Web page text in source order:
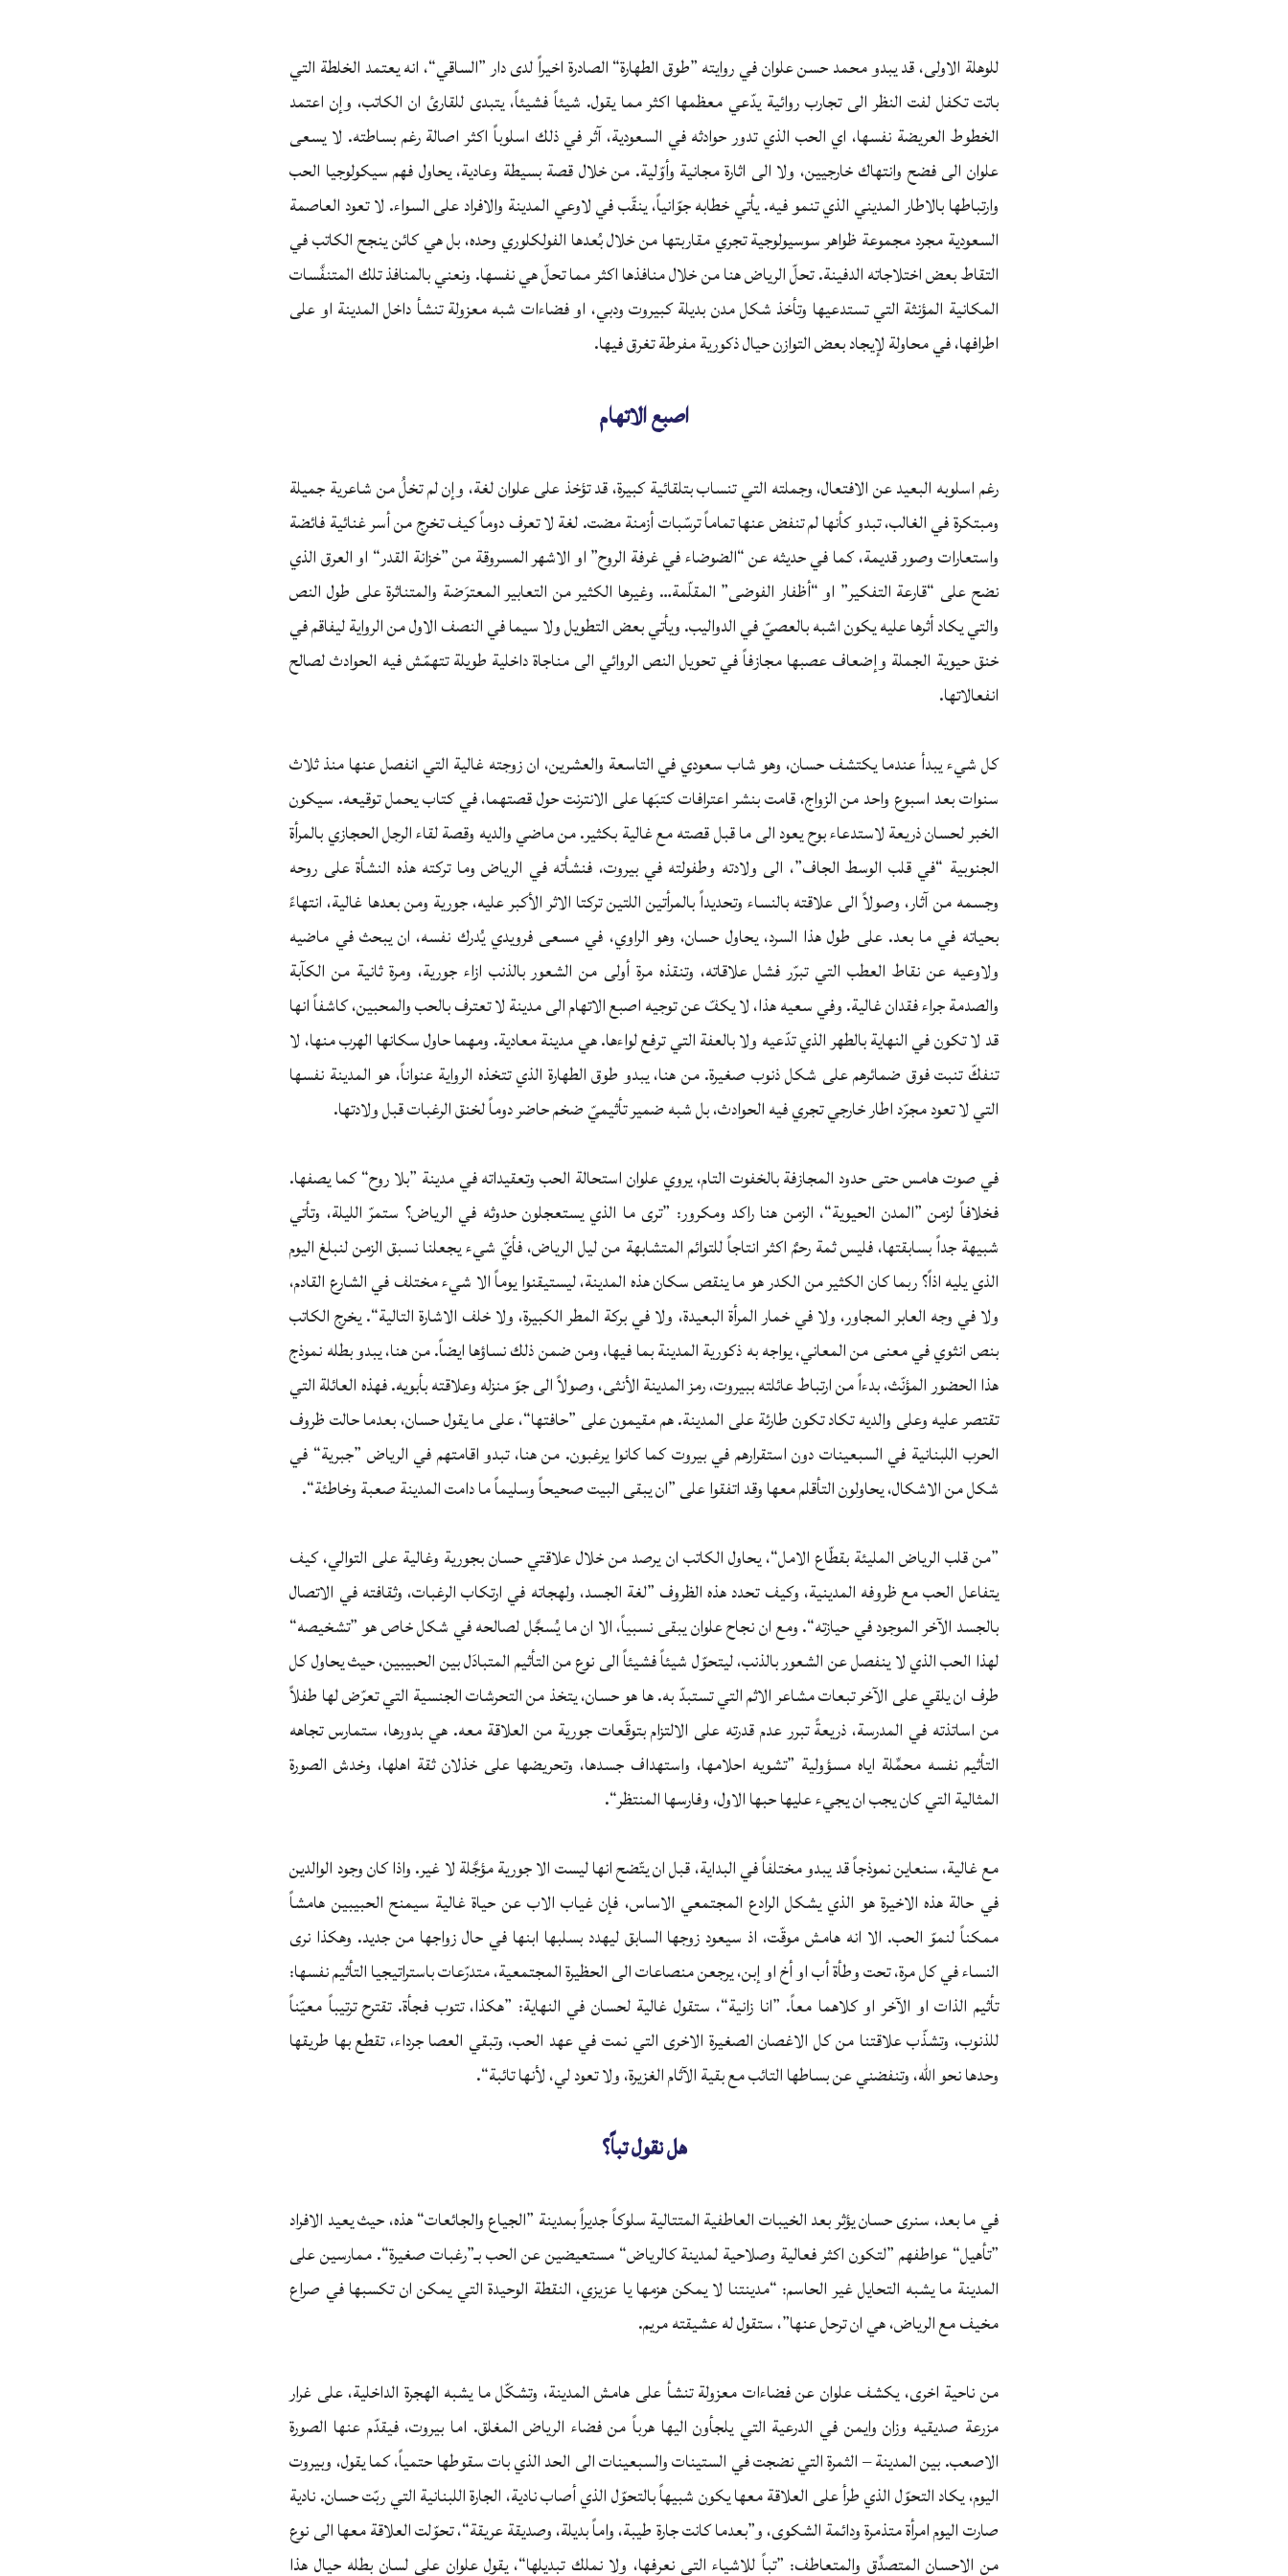
للوهلة الاولى، قد يبدو محمد حسن علوان في روايته ”طوق الطهارة“ الصادرة اخيراً لدى دار ”الساقي“، انه يعتمد الخلطة التي
باتت تكفل لفت النظر الى تجارب روائية يدّعي معظمها اكثر مما يقول. شيئاً فشيئاً، يتبدى للقارئ ان الكاتب، وإن اعتمد
الخطوط العريضة نفسها، اي الحب الذي تدور حوادثه في السعودية، آثر في ذلك اسلوباً اكثر اصالة رغم بساطته. لا يسعى
علوان الى فضح وانتهاك خارجيين، ولا الى اثارة مجانية وأوّلية. من خلال قصة بسيطة وعادية، يحاول فهم سيكولوجيا الحب
وارتباطها بالاطار المديني الذي تنمو فيه. يأتي خطابه جوّانياً، ينقّب في لاوعي المدينة والافراد على السواء. لا تعود العاصمة
السعودية مجرد مجموعة ظواهر سوسيولوجية تجري مقاربتها من خلال بُعدها الفولكلوري وحده، بل هي كائن ينجح الكاتب في
التقاط بعض اختلاجاته الدفينة. تحلّ الرياض هنا من خلال منافذها اكثر مما تحلّ هي نفسها. ونعني بالمنافذ تلك المتنفَّسات
المكانية المؤنثة التي تستدعيها وتأخذ شكل مدن بديلة كبيروت ودبي، او فضاءات شبه معزولة تنشأ داخل المدينة او على
اطرافها، في محاولة لإيجاد بعض التوازن حيال ذكورية مفرطة تغرق فيها.
اصبع الاتهام
رغم اسلوبه البعيد عن الافتعال، وجملته التي تنساب بتلقائية كبيرة، قد تؤخذ على علوان لغة، وإن لم تخلُ من شاعرية جميلة
ومبتكرة في الغالب، تبدو كأنها لم تنفض عنها تماماً ترسّبات أزمنة مضت. لغة لا تعرف دوماً كيف تخرج من أسر غنائية فائضة
واستعارات وصور قديمة، كما في حديثه عن “الضوضاء في غرفة الروح” او الاشهر المسروقة من ”خزانة القدر“ او العرق الذي
نضح على “قارعة التفكير” او “أظفار الفوضى” المقلّمة… وغيرها الكثير من التعابير المعترَضة والمتناثرة على طول النص
والتي يكاد أثرها عليه يكون اشبه بالعصيّ في الدواليب. ويأتي بعض التطويل ولا سيما في النصف الاول من الرواية ليفاقم في
خنق حيوية الجملة وإضعاف عصبها مجازفاً في تحويل النص الروائي الى مناجاة داخلية طويلة تتهمّش فيه الحوادث لصالح
انفعالاتها.
كل شيء يبدأ عندما يكتشف حسان، وهو شاب سعودي في التاسعة والعشرين، ان زوجته غالية التي انفصل عنها منذ ثلاث
سنوات بعد اسبوع واحد من الزواج، قامت بنشر اعترافات كتبَها على الانترنت حول قصتهما، في كتاب يحمل توقيعه. سيكون
الخبر لحسان ذريعة لاستدعاء بوح يعود الى ما قبل قصته مع غالية بكثير. من ماضي والديه وقصة لقاء الرجل الحجازي بالمرأة
الجنوبية “في قلب الوسط الجاف”، الى ولادته وطفولته في بيروت، فنشأته في الرياض وما تركته هذه النشأة على روحه
وجسمه من آثار، وصولاً الى علاقته بالنساء وتحديداً بالمرأتين اللتين تركتا الاثر الأكبر عليه، جورية ومن بعدها غالية، انتهاءً
بحياته في ما بعد. على طول هذا السرد، يحاول حسان، وهو الراوي، في مسعى فرويدي يُدرك نفسه، ان يبحث في ماضيه
ولاوعيه عن نقاط العطب التي تبرّر فشل علاقاته، وتنقذه مرة أولى من الشعور بالذنب ازاء جورية، ومرة ثانية من الكآبة
والصدمة جراء فقدان غالية. وفي سعيه هذا، لا يكفّ عن توجيه اصبع الاتهام الى مدينة لا تعترف بالحب والمحبين، كاشفاً انها
قد لا تكون في النهاية بالطهر الذي تدّعيه ولا بالعفة التي ترفع لواءها. هي مدينة معادية. ومهما حاول سكانها الهرب منها، لا
تنفكّ تنبت فوق ضمائرهم على شكل ذنوب صغيرة. من هنا، يبدو طوق الطهارة الذي تتخذه الرواية عنواناً، هو المدينة نفسها
التي لا تعود مجرّد اطار خارجي تجري فيه الحوادث، بل شبه ضمير تأثيميّ ضخم حاضر دوماً لخنق الرغبات قبل ولادتها.
في صوت هامس حتى حدود المجازفة بالخفوت التام، يروي علوان استحالة الحب وتعقيداته في مدينة ”بلا روح“ كما يصفها.
فخلافاً لزمن ”المدن الحيوية“، الزمن هنا راكد ومكرور: ”ترى ما الذي يستعجلون حدوثه في الرياض؟ ستمرّ الليلة، وتأتي
شبيهة جداً بسابقتها، فليس ثمة رحمٌ اكثر انتاجاً للتوائم المتشابهة من ليل الرياض، فأيّ شيء يجعلنا نسبق الزمن لنبلغ اليوم
الذي يليه اذاً؟ ربما كان الكثير من الكدر هو ما ينقص سكان هذه المدينة، ليستيقنوا يوماً الا شيء مختلف في الشارع القادم،
ولا في وجه العابر المجاور، ولا في خمار المرأة البعيدة، ولا في بركة المطر الكبيرة، ولا خلف الاشارة التالية“. يخرج الكاتب
بنص انثوي في معنى من المعاني، يواجه به ذكورية المدينة بما فيها، ومن ضمن ذلك نساؤها ايضاً. من هنا، يبدو بطله نموذج
هذا الحضور المؤنّث، بدءاً من ارتباط عائلته ببيروت، رمز المدينة الأنثى، وصولاً الى جوّ منزله وعلاقته بأبويه. فهذه العائلة التي
تقتصر عليه وعلى والديه تكاد تكون طارئة على المدينة. هم مقيمون على ”حافتها“، على ما يقول حسان، بعدما حالت ظروف
الحرب اللبنانية في السبعينات دون استقرارهم في بيروت كما كانوا يرغبون. من هنا، تبدو اقامتهم في الرياض ”جبرية“ في
شكل من الاشكال، يحاولون التأقلم معها وقد اتفقوا على ”ان يبقى البيت صحيحاً وسليماً ما دامت المدينة صعبة وخاطئة“.
”من قلب الرياض المليئة بقطّاع الامل“، يحاول الكاتب ان يرصد من خلال علاقتي حسان بجورية وغالية على التوالي، كيف
يتفاعل الحب مع ظروفه المدينية، وكيف تحدد هذه الظروف ”لغة الجسد، ولهجاته في ارتكاب الرغبات، وثقافته في الاتصال
بالجسد الآخر الموجود في حيازته“. ومع ان نجاح علوان يبقى نسبياً، الا ان ما يُسجَّل لصالحه في شكل خاص هو ”تشخيصه“
لهذا الحب الذي لا ينفصل عن الشعور بالذنب، ليتحوّل شيئاً فشيئاً الى نوع من التأثيم المتبادَل بين الحبيبين، حيث يحاول كل
طرف ان يلقي على الآخر تبعات مشاعر الاثم التي تستبدّ به. ها هو حسان، يتخذ من التحرشات الجنسية التي تعرّض لها طفلاً
من اساتذته في المدرسة، ذريعةً تبرر عدم قدرته على الالتزام بتوقّعات جورية من العلاقة معه. هي بدورها، ستمارس تجاهه
التأثيم نفسه محمِّلة اياه مسؤولية ”تشويه احلامها، واستهداف جسدها، وتحريضها على خذلان ثقة اهلها، وخدش الصورة
المثالية التي كان يجب ان يجيء عليها حبها الاول، وفارسها المنتظر“.
مع غالية، سنعاين نموذجاً قد يبدو مختلفاً في البداية، قبل ان يتّضح انها ليست الا جورية مؤجَّلة لا غير. واذا كان وجود الوالدين
في حالة هذه الاخيرة هو الذي يشكل الرادع المجتمعي الاساس، فإن غياب الاب عن حياة غالية سيمنح الحبيبين هامشاً
ممكناً لنموّ الحب. الا انه هامش موقّت، اذ سيعود زوجها السابق ليهدد بسلبها ابنها في حال زواجها من جديد. وهكذا نرى
النساء في كل مرة، تحت وطأة أب او أخ او إبن، يرجعن منصاعات الى الحظيرة المجتمعية، متدرّعات باستراتيجيا التأثيم نفسها:
تأثيم الذات او الآخر او كلاهما معاً. ”انا زانية“، ستقول غالية لحسان في النهاية: ”هكذا، تتوب فجأة. تقترح ترتيباً معيّناً
للذنوب، وتشذّب علاقتنا من كل الاغصان الصغيرة الاخرى التي نمت في عهد الحب، وتبقي العصا جرداء، تقطع بها طريقها
وحدها نحو الله، وتنفضني عن بساطها التائب مع بقية الآثام الغزيرة، ولا تعود لي، لأنها تائبة“.
هل نقول تباً؟
في ما بعد، سنرى حسان يؤثر بعد الخيبات العاطفية المتتالية سلوكاً جديراً بمدينة ”الجياع والجائعات“ هذه، حيث يعيد الافراد
”تأهيل“ عواطفهم ”لتكون اكثر فعالية وصلاحية لمدينة كالرياض“ مستعيضين عن الحب بـ”رغبات صغيرة“. ممارسين على
المدينة ما يشبه التحايل غير الحاسم: “مدينتنا لا يمكن هزمها يا عزيزي، النقطة الوحيدة التي يمكن ان تكسبها في صراع
مخيف مع الرياض، هي ان ترحل عنها”، ستقول له عشيقته مريم.
من ناحية اخرى، يكشف علوان عن فضاءات معزولة تنشأ على هامش المدينة، وتشكّل ما يشبه الهجرة الداخلية، على غرار
مزرعة صديقيه وزان وايمن في الدرعية التي يلجأون اليها هرباً من فضاء الرياض المغلق. اما بيروت، فيقدّم عنها الصورة
الاصعب. بين المدينة – الثمرة التي نضجت في الستينات والسبعينات الى الحد الذي بات سقوطها حتمياً، كما يقول، وبيروت
اليوم، يكاد التحوّل الذي طرأ على العلاقة معها يكون شبيهاً بالتحوّل الذي أصاب نادية، الجارة اللبنانية التي ربّت حسان. نادية
صارت اليوم امرأة متذمرة ودائمة الشكوى، و”بعدما كانت جارة طيبة، واماً بديلة، وصديقة عريقة“، تحوّلت العلاقة معها الى نوع
من الاحسان المتصدِّق والمتعاطف: ”تباً للاشياء التي نعرفها، ولا نملك تبديلها“، يقول علوان على لسان بطله حيال هذا